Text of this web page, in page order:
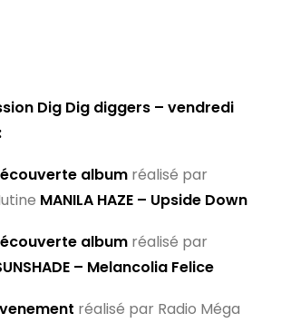
Dig Dig diggers – vendredi
:
album réalisé par
MANILA HAZE – Upside Down
album réalisé par
– Melancolia Felice
réalisé par Radio Méga